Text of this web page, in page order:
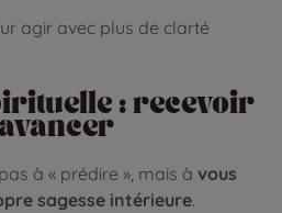
agir avec plus de clarté
: recevoir
à « prédire », mais à vous
sagesse intérieure.